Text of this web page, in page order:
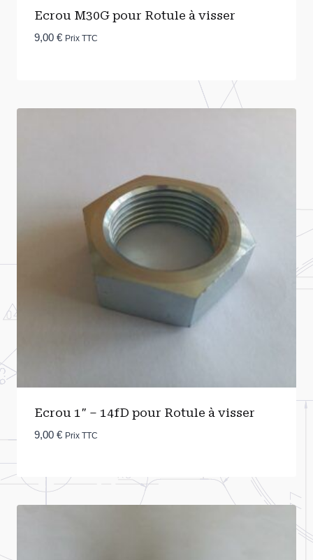
Ecrou M30G pour Rotule à visser
9,00 € Prix TTC
Ecrou 1″ – 14fD pour Rotule à visser
9,00 € Prix TTC